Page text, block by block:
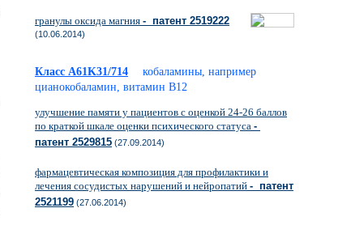
гранулы оксида магния - патент 2519222
(10.06.2014)
Класс A61K31/714
кобаламины, например
цианокобаламин, витамин В12
улучшение памяти у пациентов с оценкой 24-26 баллов
по краткой шкале оценки психического статуса -
патент 2529815 (27.09.2014)
фармацевтическая композиция для профилактики и
лечения сосудистых нарушений и нейропатий - патент
2521199 (27.06.2014)